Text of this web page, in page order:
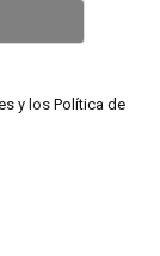
y los Política de